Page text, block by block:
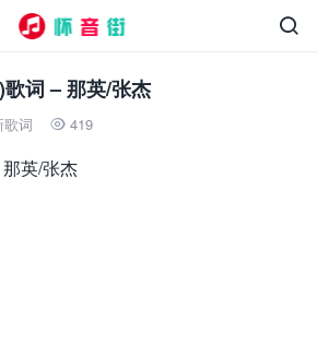

词 – 那英/张杰
歌词  419
英/张杰